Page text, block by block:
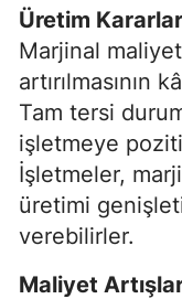
Üretim
Marjinal
artırılmasının
Tam tersi
işletmeye
İşletmeler,
üretimi
verebilirler.
Maliyet